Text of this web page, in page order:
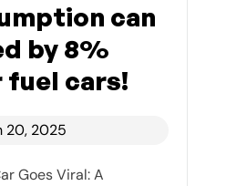
can
by 8%
cars!
20, 2025
Goes Viral: A